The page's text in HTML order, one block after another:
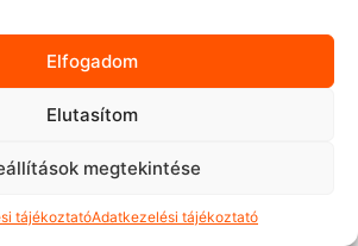
Elfogadom
Elutasítom
megtekintése
tájékoztatóAdatkezelési tájékoztató